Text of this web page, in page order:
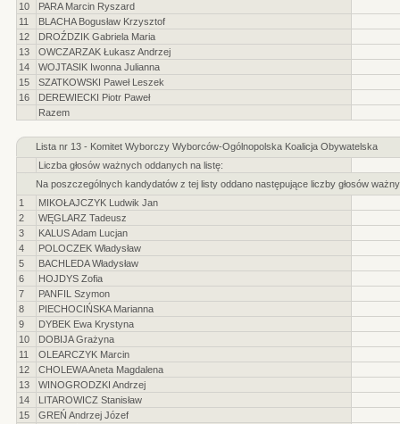
10
PARA Marcin Ryszard
11
BLACHA Bogusław Krzysztof
12
DROŹDZIK Gabriela Maria
13
OWCZARZAK Łukasz Andrzej
14
WOJTASIK Iwonna Julianna
15
SZATKOWSKI Paweł Leszek
16
DEREWIECKI Piotr Paweł
Razem
Lista nr 13 - Komitet Wyborczy Wyborców-Ogólnopolska Koalicja Obywatelska
Liczba głosów ważnych oddanych na listę:
Na poszczególnych kandydatów z tej listy oddano następujące liczby głosów
1
MIKOŁAJCZYK Ludwik Jan
2
WĘGLARZ Tadeusz
3
KALUS Adam Lucjan
4
POLOCZEK Władysław
5
BACHLEDA Władysław
6
HOJDYS Zofia
7
PANFIL Szymon
8
PIECHOCIŃSKA Marianna
9
DYBEK Ewa Krystyna
10
DOBIJA Grażyna
11
OLEARCZYK Marcin
12
CHOLEWA Aneta Magdalena
13
WINOGRODZKI Andrzej
14
LITAROWICZ Stanisław
15
GREŃ Andrzej Józef